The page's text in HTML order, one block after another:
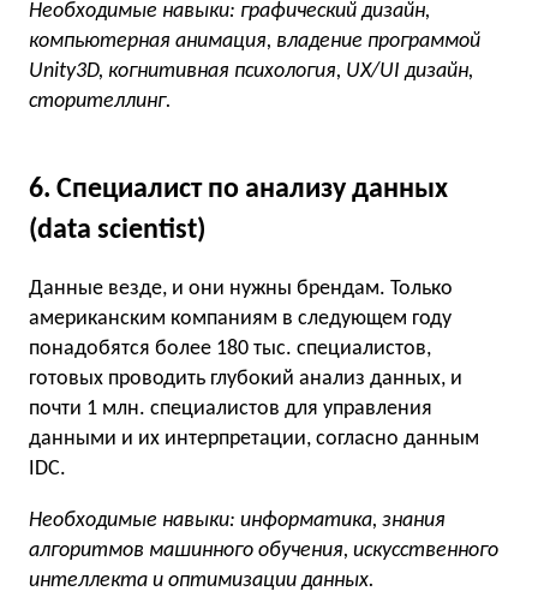
Необходимые навыки: графический дизайн,
компьютерная анимация, владение программой
Unity3D, когнитивная психология, UX/UI дизайн,
сторителлинг.
6. Специалист по анализу данных
(data scientist)
Данные везде, и они нужны брендам. Только
американским компаниям в следующем году
понадобятся более 180 тыс. специалистов,
готовых проводить глубокий анализ данных, и
почти 1 млн. специалистов для управления
данными и их интерпретации, согласно данным
IDC.
Необходимые навыки: информатика, знания
алгоритмов машинного обучения, искусственного
интеллекта и оптимизации данных.